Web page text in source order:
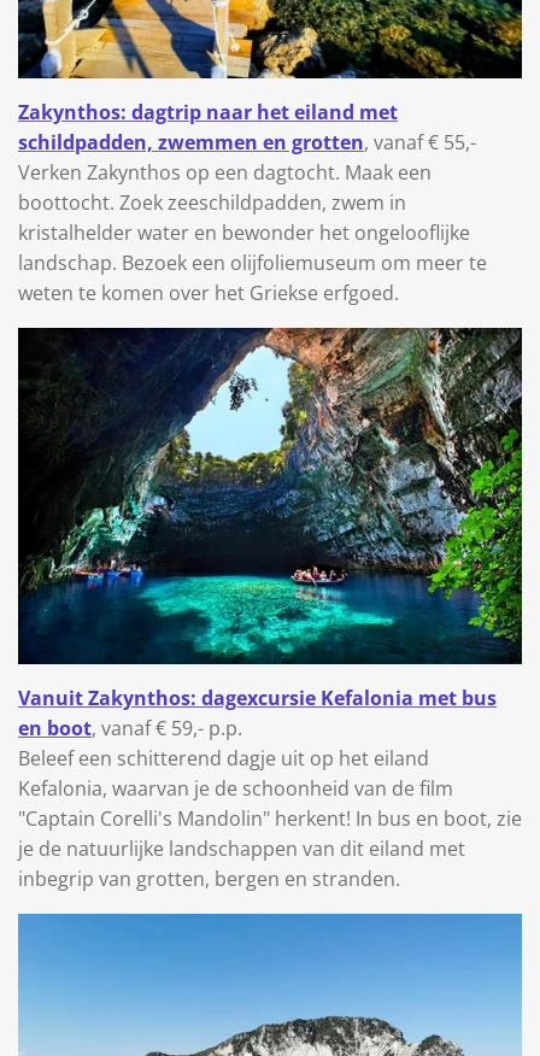
Zakynthos: dagtrip naar het eiland met
schildpadden, zwemmen en grotten, vanaf € 55,-
Verken Zakynthos op een dagtocht. Maak een
boottocht. Zoek zeeschildpadden, zwem in
kristalhelder water en bewonder het ongelooflijke
landschap. Bezoek een olijfoliemuseum om meer te
weten te komen over het Griekse erfgoed.
Vanuit Zakynthos: dagexcursie Kefalonia met bus
en boot, vanaf € 59,- p.p.
Beleef een schitterend dagje uit op het eiland
Kefalonia, waarvan je de schoonheid van de film
"Captain Corelli's Mandolin" herkent! In bus en boot, zie
je de natuurlijke landschappen van dit eiland met
inbegrip van grotten, bergen en stranden.